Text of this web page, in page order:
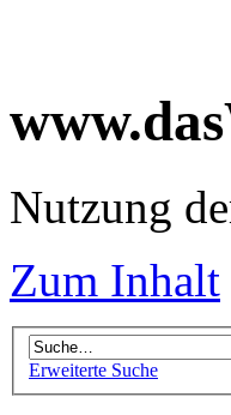
Nutzung
Zum Inhalt
Erweiterte Suche